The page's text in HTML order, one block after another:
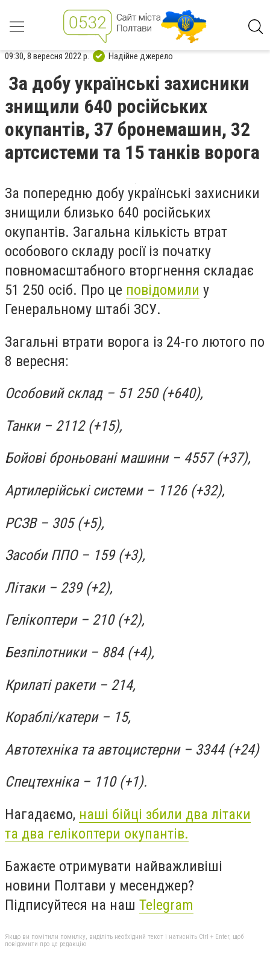
09:30, 8 вересня 2022 р. Надійне джерело
За добу українські захисники
знищили 640 російських
окупантів, 37 бронемашин, 32
артсистеми та 15 танків ворога
За попередню добу українські захисники
знищили близько 640 російських
окупантів. Загальна кількість втрат
особового складу росії із початку
повномасштабного вторгнення складає
51 250 осіб. Про це повідомили у
Генеральному штабі ЗСУ.
Загальні втрати ворога із 24-го лютого по
8 вересня:
Особовий склад – 51 250 (+640),
Танки – 2112 (+15),
Бойові броньовані машини – 4557 (+37),
Артилерійські системи – 1126 (+32),
РСЗВ – 305 (+5),
Засоби ППО – 159 (+3),
Літаки – 239 (+2),
Гелікоптери – 210 (+2),
Безпілотники – 884 (+4),
Крилаті ракети – 214,
Кораблі/катери – 15,
Автотехніка та автоцистерни – 3344 (+24)
Спецтехніка – 110 (+1).
Нагадаємо, наші бійці збили два літаки
та два гелікоптери окупантів.
Бажаєте отримувати найважливіші
новини Полтави у месенджер?
Підписуйтеся на наш Telegram
Якщо ви помітили помилку, виділіть необхідний текст і натисніть Ctrl + Enter, щоб
повідомити про це редакцію